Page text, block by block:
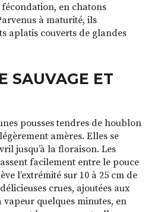
en chatons
à maturité, ils
aplatis couverts de glandes
SAUVAGE ET
pousses tendres de houblon
amères. Elles se
jusqu’à la floraison. Les
facilement entre le pouce
l’extrémité sur 10 à 25 cm de
crues, ajoutées aux
vapeur quelques minutes, en